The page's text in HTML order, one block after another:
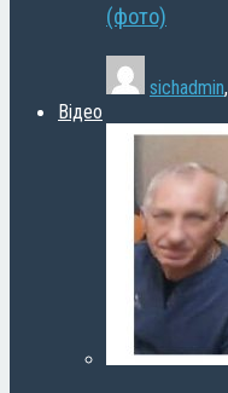
(фото)
sichadmin,
Відео